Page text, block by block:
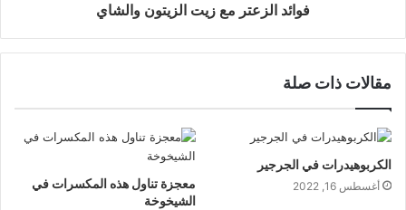
فوائد الزعتر مع زيت الزيتون والشاي
مقالات ذات صلة
الكربوهيدرات في الجرجير
أغسطس 16, 2022
معجزة تناول هذه المكسرات في
الشيخوخة